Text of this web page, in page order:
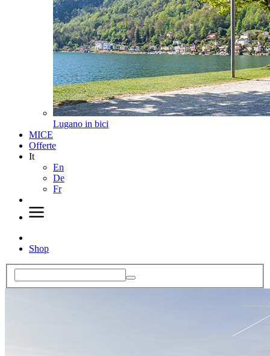
Lugano in bici
MICE
Offerte
It
En
De
Fr
Shop